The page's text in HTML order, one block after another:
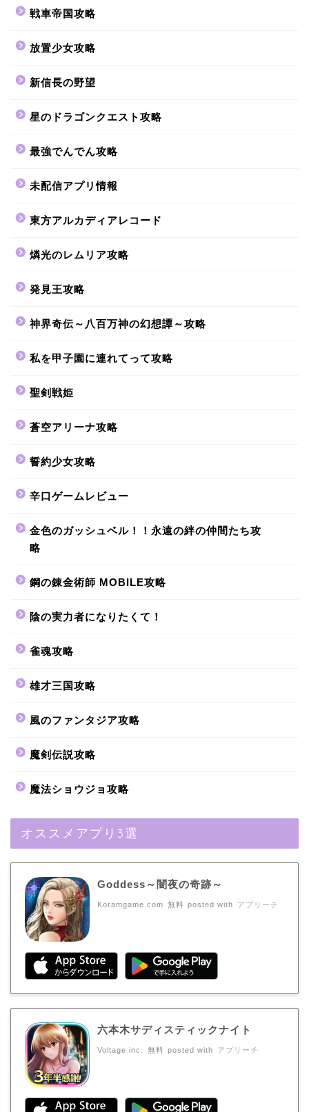
戦車帝国攻略
放置少女攻略
新信長の野望
星のドラゴンクエスト攻略
最強でんでん攻略
未配信アプリ情報
東方アルカディアレコード
燐光のレムリア攻略
発見王攻略
神界奇伝～八百万神の幻想譚～攻略
私を甲子園に連れてって攻略
聖剣戦姫
蒼空アリーナ攻略
誓約少女攻略
辛口ゲームレビュー
金色のガッシュベル！！永遠の絆の仲間たち攻
略
鋼の錬金術師 MOBILE攻略
陰の実力者になりたくて！
雀魂攻略
雄才三国攻略
風のファンタジア攻略
魔剣伝説攻略
魔法ショウジョ攻略
オススメアプリ3選
Goddess～闇夜の奇跡～
Koramgame.com 無料 posted with アプリーチ
六本木サディスティックナイト
Voltage inc. 無料 posted with アプリーチ